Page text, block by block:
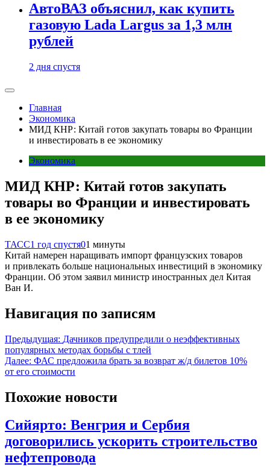
АвтоВАЗ объяснил, как купить
газовую Lada Largus за 1,3 млн
рублей
2 дня спустя
Главная
Экономика
МИД КНР: Китай готов закупать товары во Франции
и инвестировать в ее экономику
Экономика
МИД КНР: Китай готов закупать
товары во Франции и инвестировать
в ее экономику
ТАСС1 год спустя01 минуты
Китай намерен наращивать импорт французских товаров
и привлекать больше национальных инвестиций в экономику
Франции. Об этом заявил министр иностранных дел Китая
Ван И.
Навигация по записям
Предыдущая: Дачников предупредили о неэффективных
популярных методах борьбы с тлей
Далее: ФАС предложила брать за возврат ж/д билетов 10%
от его стоимости
Похожие новости
Сийярто: Венгрия и Сербия
договорились ускорить строительство
нефтепровода